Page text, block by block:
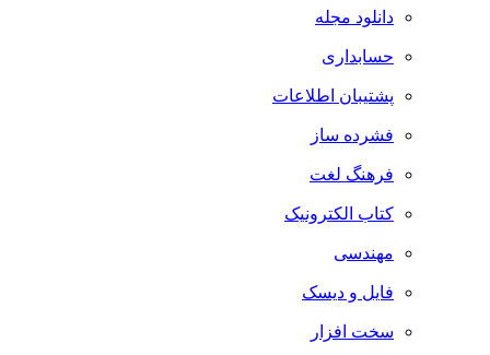
دانلود مجله
حسابداری
پشتیبان اطلاعات
فشرده ساز
فرهنگ لغت
کتاب الکترونیک
مهندسی
فایل و دیسک
سخت افزار